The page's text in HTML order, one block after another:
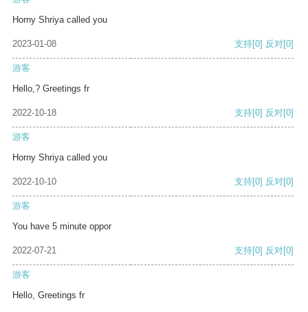
Horny Shriya called you
2023-01-08 支持[0] 反对[0]
游客
Hello,? Greetings fr
2022-10-18 支持[0] 反对[0]
游客
Horny Shriya called you
2022-10-10 支持[0] 反对[0]
游客
You have 5 minute oppor
2022-07-21 支持[0] 反对[0]
游客
Hello, Greetings fr